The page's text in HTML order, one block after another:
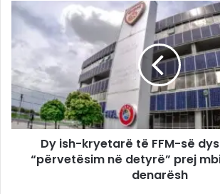
Dy ish-kryetarë të FFM-së
“përvetësim në detyrë” prej
denarësh